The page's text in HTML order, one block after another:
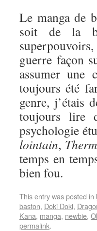
Le manga de
soit de la
guerre façon
assumer une
toujours été
genre, j’étais
toujours lire
psychologie
lointain,
temps en
bien fou.
This entry was posted in
baston, Doki Doki,
Kana, manga, newbie,
permalink.